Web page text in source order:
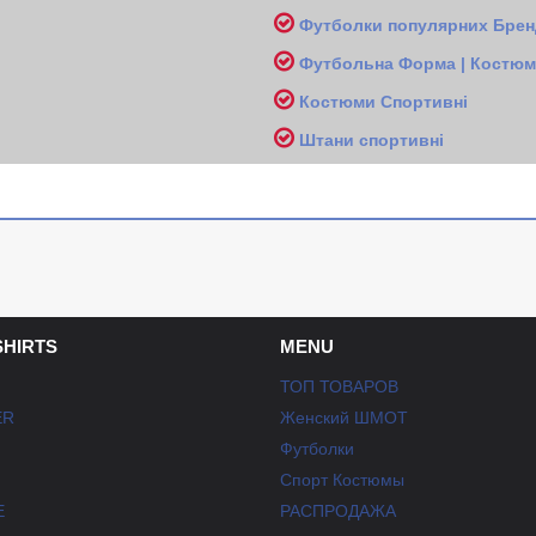
Футболки популярних
Футбольна Форма |
Костюми Спортивні
Штани спортивні
MENU
ТОП ТОВАРОВ
Женский ШМОТ
Футболки
Спорт Костюмы
РАСПРОДАЖА